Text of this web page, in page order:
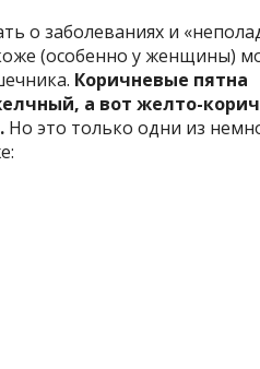
о заболеваниях и
(особенно у женщины)
Коричневые пятна
а вот желто-
Но это только одни из